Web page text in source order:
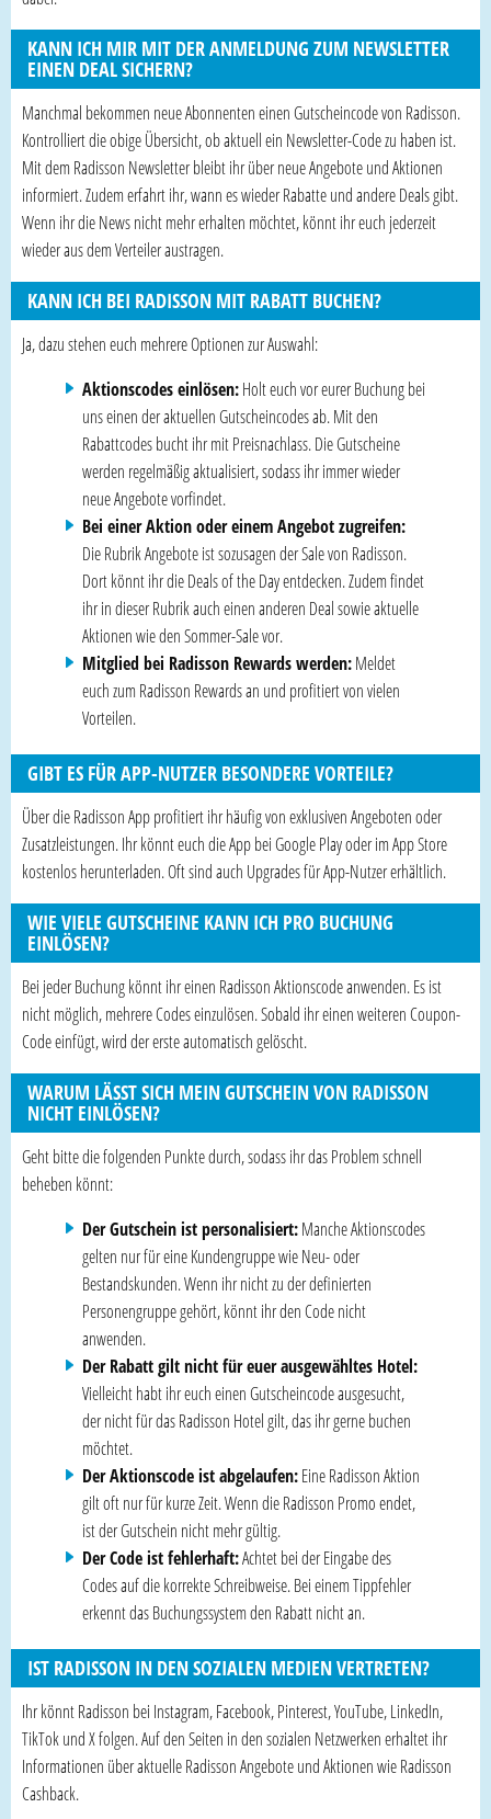
KANN ICH MIR MIT DER ANMELDUNG ZUM NEWSLETTER
EINEN DEAL SICHERN?
Manchmal bekommen neue Abonnenten einen Gutscheincode von Radisson.
Kontrolliert die obige Übersicht, ob aktuell ein Newsletter-Code zu haben ist.
Mit dem Radisson Newsletter bleibt ihr über neue Angebote und Aktionen
informiert. Zudem erfahrt ihr, wann es wieder Rabatte und andere Deals gibt.
Wenn ihr die News nicht mehr erhalten möchtet, könnt ihr euch jederzeit
wieder aus dem Verteiler austragen.
KANN ICH BEI RADISSON MIT RABATT BUCHEN?
Ja, dazu stehen euch mehrere Optionen zur Auswahl:
Aktionscodes einlösen:Holt euch vor eurer Buchung bei
uns einen der aktuellen Gutscheincodes ab. Mit den
Rabattcodes bucht ihr mit Preisnachlass. Die Gutscheine
werden regelmäßig aktualisiert, sodass ihr immer wieder
neue Angebote vorfindet.
Bei einer Aktion oder einem Angebot zugreifen:
Die Rubrik Angebote ist sozusagen der Sale von Radisson.
Dort könnt ihr die Deals of the Day entdecken. Zudem findet
ihr in dieser Rubrik auch einen anderen Deal sowie aktuelle
Aktionen wie den Sommer-Sale vor.
Mitglied bei Radisson Rewards werden:Meldet
euch zum Radisson Rewards an und profitiert von vielen
Vorteilen.
GIBT ES FÜR APP-NUTZER BESONDERE VORTEILE?
Über die Radisson App profitiert ihr häufig von exklusiven Angeboten oder
Zusatzleistungen. Ihr könnt euch die App bei Google Play oder im App Store
kostenlos herunterladen. Oft sind auch Upgrades für App-Nutzer erhältlich.
WIE VIELE GUTSCHEINE KANN ICH PRO BUCHUNG
EINLÖSEN?
Bei jeder Buchung könnt ihr einen Radisson Aktionscode anwenden. Es ist
nicht möglich, mehrere Codes einzulösen. Sobald ihr einen weiteren Coupon-
Code einfügt, wird der erste automatisch gelöscht.
WARUM LÄSST SICH MEIN GUTSCHEIN VON RADISSON
NICHT EINLÖSEN?
Geht bitte die folgenden Punkte durch, sodass ihr das Problem schnell
beheben könnt:
Der Gutschein ist personalisiert:Manche Aktionscodes
gelten nur für eine Kundengruppe wie Neu- oder
Bestandskunden. Wenn ihr nicht zu der definierten
Personengruppe gehört, könnt ihr den Code nicht
anwenden.
Der Rabatt gilt nicht für euer ausgewähltes Hotel:
Vielleicht habt ihr euch einen Gutscheincode ausgesucht,
der nicht für das Radisson Hotel gilt, das ihr gerne buchen
möchtet.
Der Aktionscode ist abgelaufen:Eine Radisson Aktion
gilt oft nur für kurze Zeit. Wenn die Radisson Promo endet,
ist der Gutschein nicht mehr gültig.
Der Code ist fehlerhaft:Achtet bei der Eingabe des
Codes auf die korrekte Schreibweise. Bei einem Tippfehler
erkennt das Buchungssystem den Rabatt nicht an.
IST RADISSON IN DEN SOZIALEN MEDIEN VERTRETEN?
Ihr könnt Radisson bei Instagram, Facebook, Pinterest, YouTube, LinkedIn,
TikTok und X folgen. Auf den Seiten in den sozialen Netzwerken erhaltet ihr
Informationen über aktuelle Radisson Angebote und Aktionen wie Radisson
Cashback.